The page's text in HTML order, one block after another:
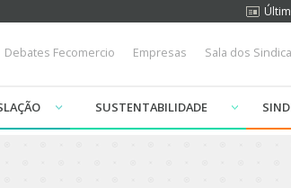
Debates Fecomercio Empresas Sala dos
SUSTENTABILIDADE